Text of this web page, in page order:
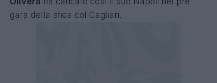
gara della sfida col Cagliari.